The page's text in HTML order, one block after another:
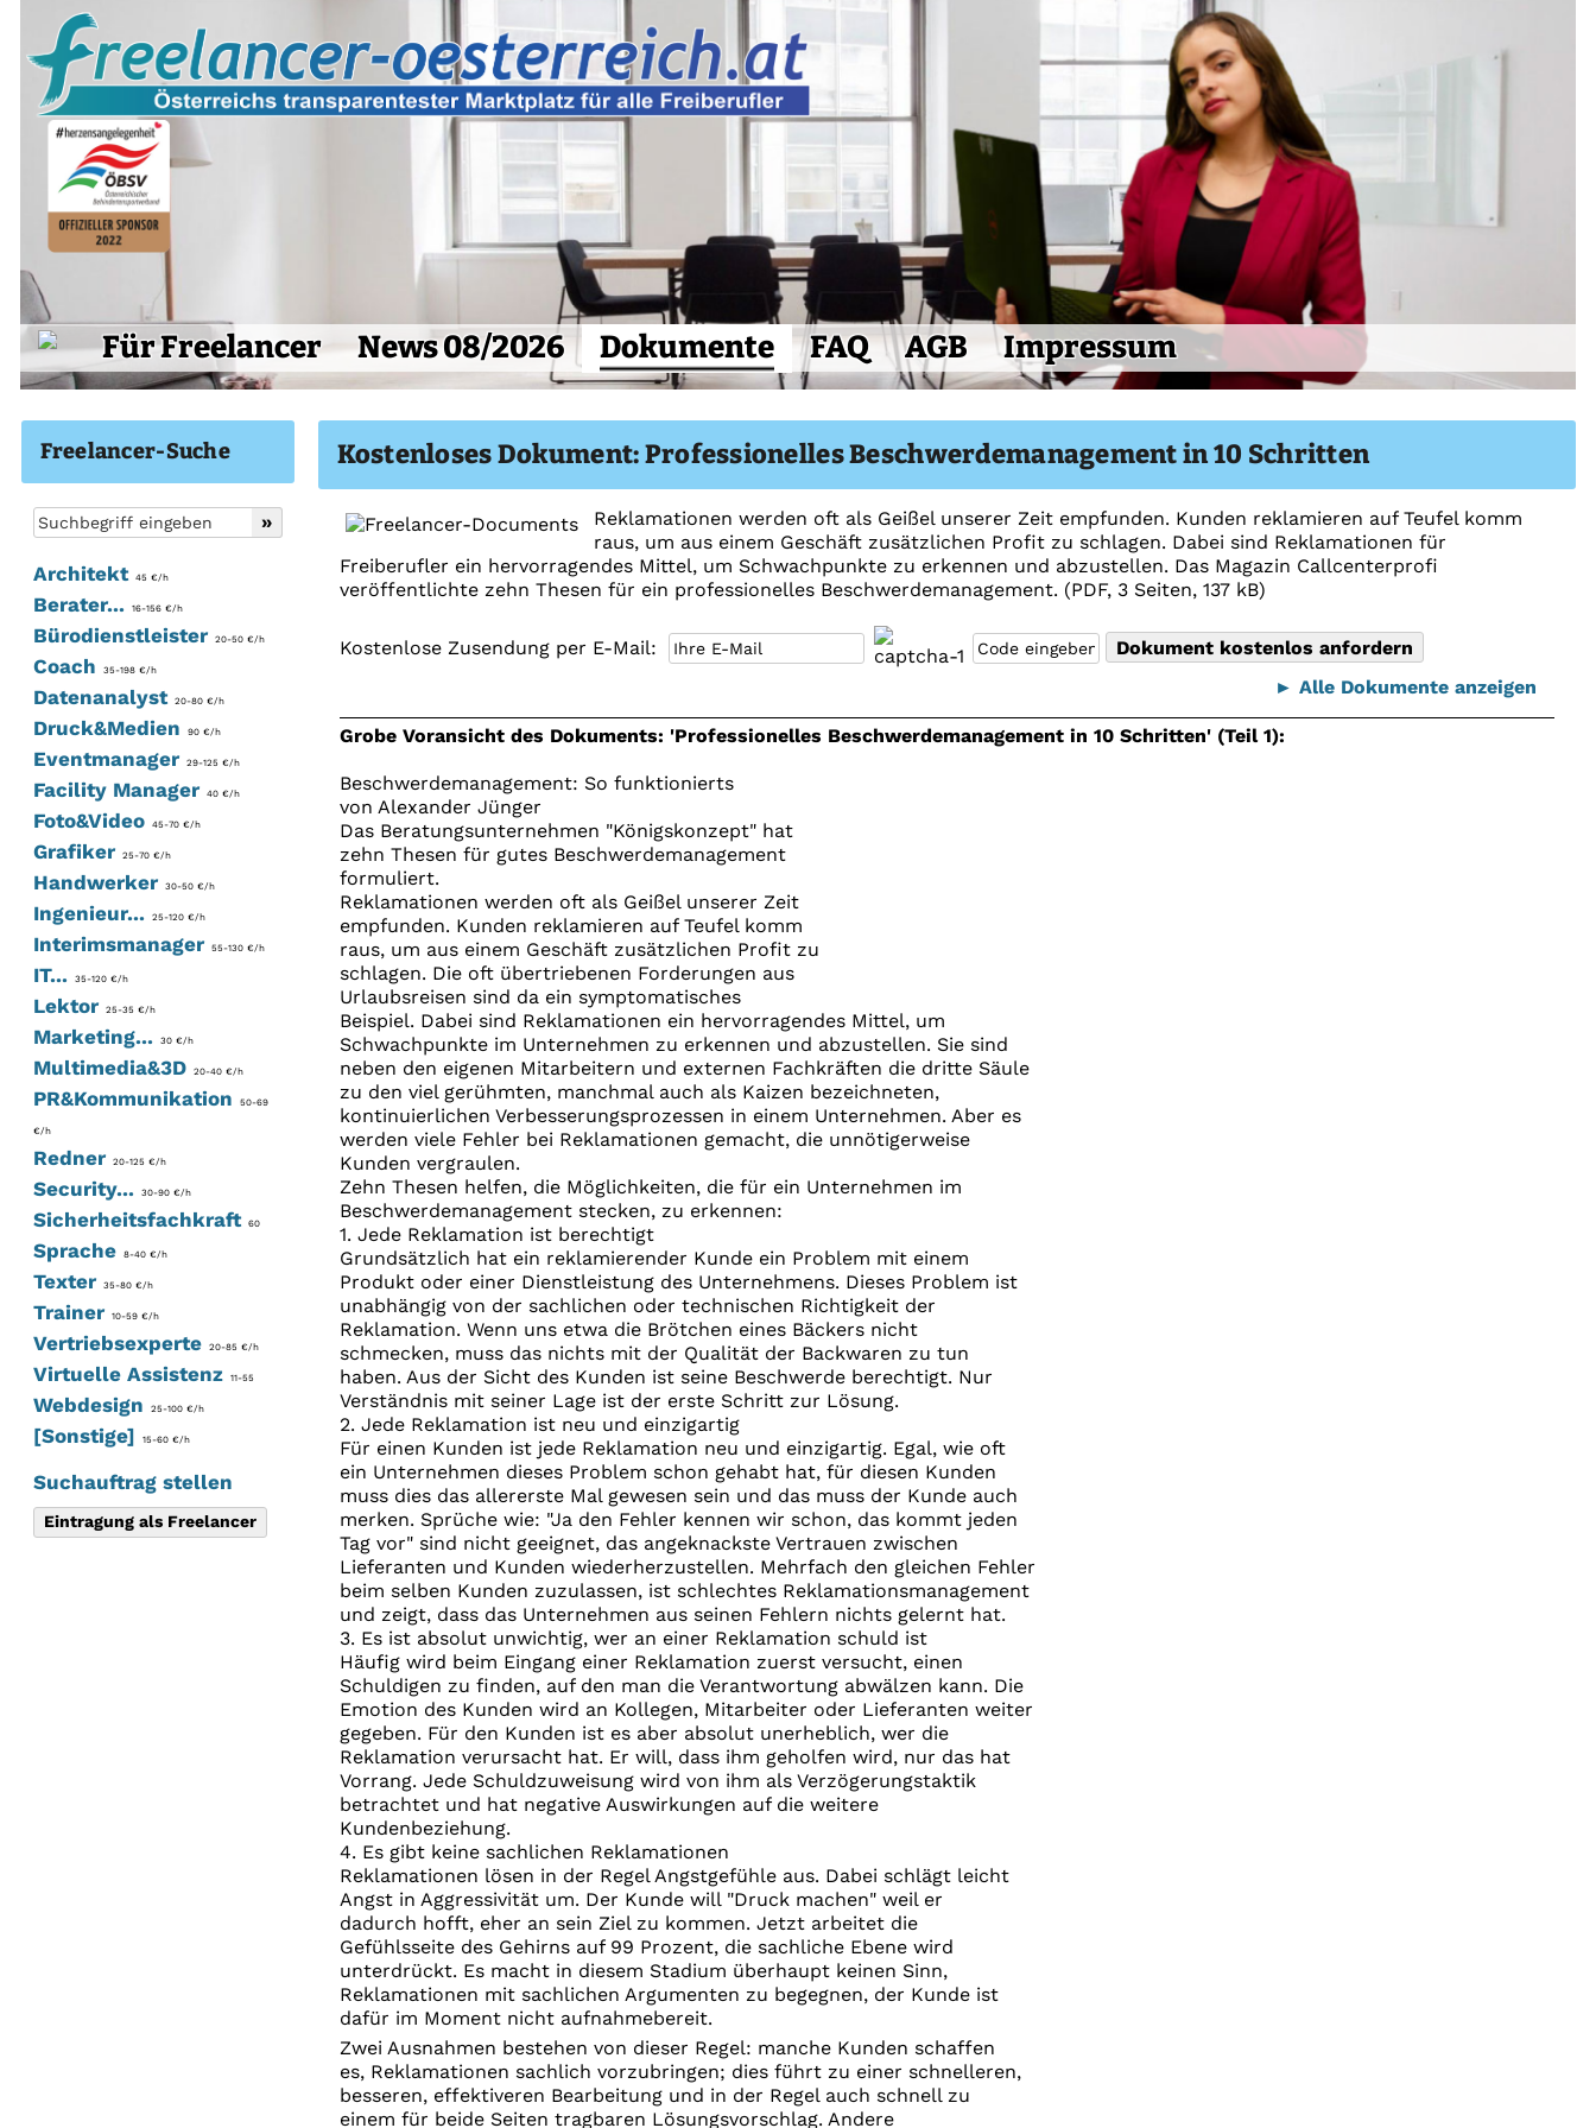
Für Freelancer News 08/2026 Dokumente FAQ AGB Impressum
Freelancer-Suche
Architekt45 €/h
Berater...16-156 €/h
Bürodienstleister 20-50 €/h
Coach 35-198 €/h
Datenanalyst20-80 €/h
Druck&Medien 90 €/h
Eventmanager 29-125 €/h
Facility Manager 40 €/h
Foto&Video45-70 €/h
Grafiker 25-70 €/h
Handwerker 30-50 €/h
Ingenieur...25-120 €/h
Interimsmanager 55-130 €/h
IT...35-120 €/h
Lektor 25-35 €/h
Marketing...30 €/h
Multimedia&3D20-40 €/h
PR&Kommunikation 50-69
€/h
Redner 20-125 €/h
Security...30-90 €/h
Sicherheitsfachkraft60
Sprache8-40 €/h
Texter 35-80 €/h
Trainer 10-59 €/h
Vertriebsexperte20-85 €/h
Virtuelle Assistenz11-55
Webdesign 25-100 €/h
[Sonstige] 15-60 €/h
Suchauftrag stellen
Eintragung als Freelancer
Kostenloses Dokument: Professionelles Beschwerdemanagement in 10 Schritten
Reklamationen werden oft als Geißel unserer Zeit empfunden. Kunden reklamieren auf Teufel komm
raus, um aus einem Geschäft zusätzlichen Profit zu schlagen. Dabei sind Reklamationen für
Freiberufler ein hervorragendes Mittel, um Schwachpunkte zu erkennen und abzustellen. Das Magazin Callcenterprofi
veröffentlichte zehn Thesen für ein professionelles Beschwerdemanagement. (PDF, 3 Seiten, 137 kB)
Kostenlose Zusendung per E-Mail:
► Alle Dokumente anzeigen
Grobe Voransicht des Dokuments: 'Professionelles Beschwerdemanagement in 10 Schritten' (Teil 1):
Beschwerdemanagement: So funktionierts
von Alexander Jünger
Das Beratungsunternehmen "Königskonzept" hat
zehn Thesen für gutes Beschwerdemanagement
formuliert.
Reklamationen werden oft als Geißel unserer Zeit
empfunden. Kunden reklamieren auf Teufel komm
raus, um aus einem Geschäft zusätzlichen Profit zu
schlagen. Die oft übertriebenen Forderungen aus
Urlaubsreisen sind da ein symptomatisches
Beispiel. Dabei sind Reklamationen ein hervorragendes Mittel, um
Schwachpunkte im Unternehmen zu erkennen und abzustellen. Sie sind
neben den eigenen Mitarbeitern und externen Fachkräften die dritte Säule
zu den viel gerühmten, manchmal auch als Kaizen bezeichneten,
kontinuierlichen Verbesserungsprozessen in einem Unternehmen. Aber es
werden viele Fehler bei Reklamationen gemacht, die unnötigerweise
Kunden vergraulen.
Zehn Thesen helfen, die Möglichkeiten, die für ein Unternehmen im
Beschwerdemanagement stecken, zu erkennen:
1. Jede Reklamation ist berechtigt
Grundsätzlich hat ein reklamierender Kunde ein Problem mit einem
Produkt oder einer Dienstleistung des Unternehmens. Dieses Problem ist
unabhängig von der sachlichen oder technischen Richtigkeit der
Reklamation. Wenn uns etwa die Brötchen eines Bäckers nicht
schmecken, muss das nichts mit der Qualität der Backwaren zu tun
haben. Aus der Sicht des Kunden ist seine Beschwerde berechtigt. Nur
Verständnis mit seiner Lage ist der erste Schritt zur Lösung.
2. Jede Reklamation ist neu und einzigartig
Für einen Kunden ist jede Reklamation neu und einzigartig. Egal, wie oft
ein Unternehmen dieses Problem schon gehabt hat, für diesen Kunden
muss dies das allererste Mal gewesen sein und das muss der Kunde auch
merken. Sprüche wie: "Ja den Fehler kennen wir schon, das kommt jeden
Tag vor" sind nicht geeignet, das angeknackste Vertrauen zwischen
Lieferanten und Kunden wiederherzustellen. Mehrfach den gleichen Fehler
beim selben Kunden zuzulassen, ist schlechtes Reklamationsmanagement
und zeigt, dass das Unternehmen aus seinen Fehlern nichts gelernt hat.
3. Es ist absolut unwichtig, wer an einer Reklamation schuld ist
Häufig wird beim Eingang einer Reklamation zuerst versucht, einen
Schuldigen zu finden, auf den man die Verantwortung abwälzen kann. Die
Emotion des Kunden wird an Kollegen, Mitarbeiter oder Lieferanten weiter
gegeben. Für den Kunden ist es aber absolut unerheblich, wer die
Reklamation verursacht hat. Er will, dass ihm geholfen wird, nur das hat
Vorrang. Jede Schuldzuweisung wird von ihm als Verzögerungstaktik
betrachtet und hat negative Auswirkungen auf die weitere
Kundenbeziehung.
4. Es gibt keine sachlichen Reklamationen
Reklamationen lösen in der Regel Angstgefühle aus. Dabei schlägt leicht
Angst in Aggressivität um. Der Kunde will "Druck machen" weil er
dadurch hofft, eher an sein Ziel zu kommen. Jetzt arbeitet die
Gefühlsseite des Gehirns auf 99 Prozent, die sachliche Ebene wird
unterdrückt. Es macht in diesem Stadium überhaupt keinen Sinn,
Reklamationen mit sachlichen Argumenten zu begegnen, der Kunde ist
dafür im Moment nicht aufnahmebereit.
Zwei Ausnahmen bestehen von dieser Regel: manche Kunden schaffen
es, Reklamationen sachlich vorzubringen; dies führt zu einer schnelleren,
besseren, effektiveren Bearbeitung und in der Regel auch schnell zu
einem für beide Seiten tragbaren Lösungsvorschlag. Andere